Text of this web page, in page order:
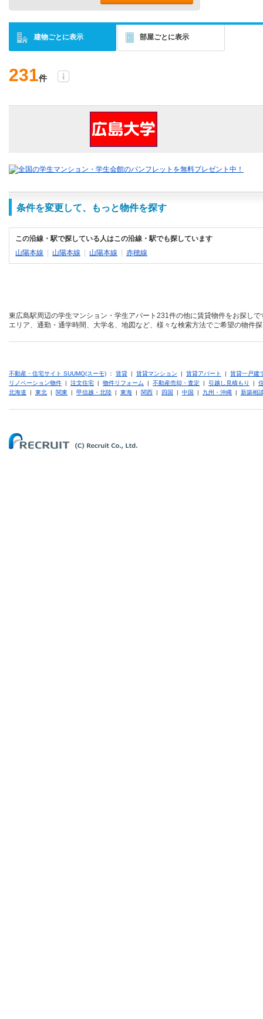
建物ごとに表示 部屋ごとに表示
231件
条件を変更して、もっと物件を探す
この沿線・駅で探している人はこの沿線・駅でも探しています
山陽本線
山陽本線 山陽本線 赤穂線
東広島駅周辺の学生マンション・学生アパート231件の他に賃貸物件をお探し
エリア、通勤・通学時間、大学名、地図など、様々な検索方法でご希望の物件
不動産・住宅サイト SUUMO(スーモ) ： 賃貸 | 賃貸マンション | 賃貸アパート | 賃貸一戸建
リノベーション物件 | 注文住宅 | 物件リフォーム | 不動産売却・査定 | 引越し見積もり |
北海道 | 東北 | 関東 | 甲信越・北陸 | 東海 | 関西 | 四国 | 中国 | 九州・沖縄 | 新築相